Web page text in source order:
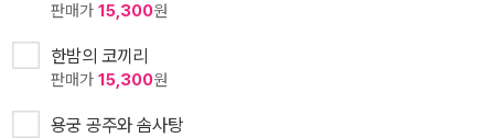
판매가 15,300원
한밤의 코끼리
판매가 15,300원
용궁 공주와 솜사탕